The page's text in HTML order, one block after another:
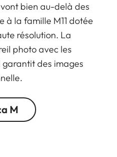
bien au-delà des
la famille M11 dotée
résolution. La
photo avec les
des images
M